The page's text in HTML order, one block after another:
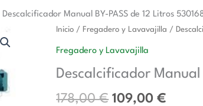
Descalcificador Manual BY-PASS de 12 Litros
Inicio / Fregadero y Lavavajilla /
Fregadero y Lavavajilla
Descalcificador Manual
178,00€
El
precio
era:
178,00 €.
109,00€
El
es:
Descalcificador
PASS